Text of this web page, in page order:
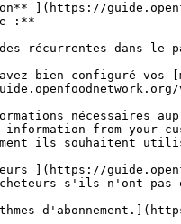
](https://
:**
récurrentes dans le
bien configuré vos
nécessaires
information-from-your-
ils souhaitent
](https://
s'ils n'ont pas